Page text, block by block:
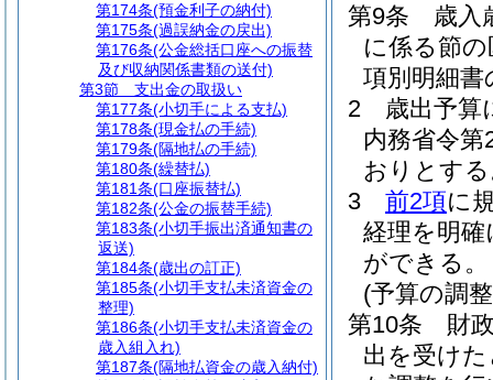
第9条
歳入
に係る節
項別明細
2
歳出予算
内務省令第
おりとす
3
前2項に
経理を明
ができる。
(予算の調
第10条
財
出を受け
第174条(預金利子の納付)
第175条(過誤納金の戻出)
第176条(公金総括口座への振替
及び収納関係書類の送付)
第3節
支出金の取扱い
第177条(小切手による支払)
第178条(現金払の手続)
第179条(隔地払の手続)
第180条(繰替払)
第181条(口座振替払)
第182条(公金の振替手続)
第183条(小切手振出済通知書の
返送)
第184条(歳出の訂正)
第185条(小切手支払未済資金の
整理)
第186条(小切手支払未済資金の
歳入組入れ)
第187条(隔地払資金の歳入納付)